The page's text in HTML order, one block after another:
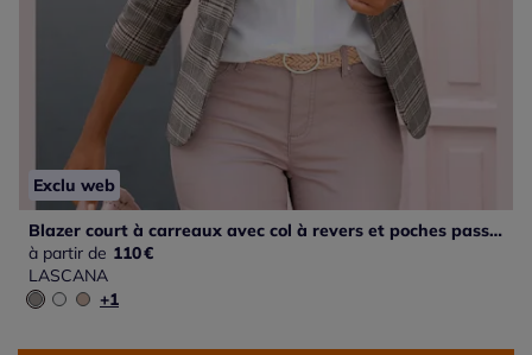
Exclu web
Blazer court à carreaux avec col à revers et poches passepoilées
à partir de 110€
LASCANA
+1